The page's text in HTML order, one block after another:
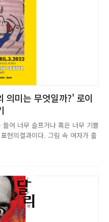
의미는 무엇일까?' 로이
어 너무 슬프거나 혹은 너무 기쁠
현의결과이다. 그림 속 여자가 흘
중들에게 알려진 로이 리히텐슈